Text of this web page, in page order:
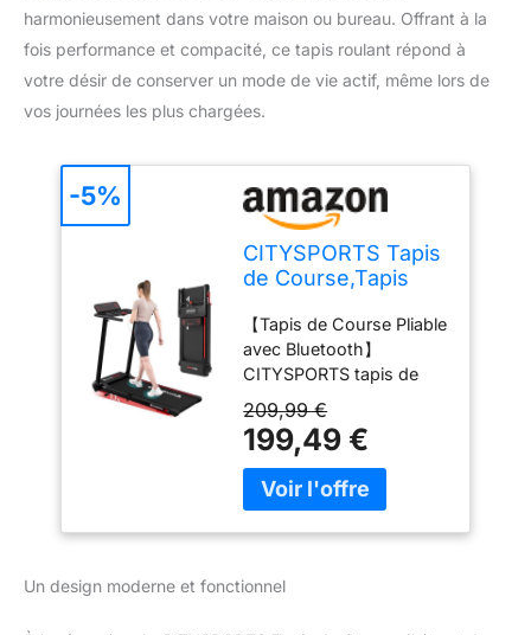
harmonieusement dans votre maison ou bureau. Offrant à la
fois performance et compacité, ce tapis roulant répond à
votre désir de conserver un mode de vie actif, même lors de
vos journées les plus chargées.
CITYSPORTS Tapis
de Course,Tapis
km/h,avec
Affichage LED,APP
et 360° Tablet
Holder,Walking Pad
Compact pour la
Maison et Le
Bureau (Black &
Red)
【Tapis de Course Pliable
avec Bluetooth】
CITYSPORTS tapis de
course est une marque
professionnelle de tapis
de course pour la
maison. Notre tapis de
course pliable est équipé
vous permet de poser
209,99 €
199,49 €
-5%
Un design moderne et fonctionnel